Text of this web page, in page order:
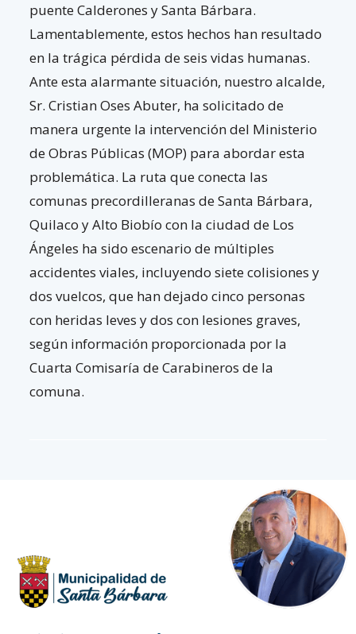
puente Calderones y Santa Bárbara.
Lamentablemente, estos hechos han resultado
en la trágica pérdida de seis vidas humanas.
Ante esta alarmante situación, nuestro alcalde,
Sr. Cristian Oses Abuter, ha solicitado de
manera urgente la intervención del Ministerio
de Obras Públicas (MOP) para abordar esta
problemática. La ruta que conecta las
comunas precordilleranas de Santa Bárbara,
Quilaco y Alto Biobío con la ciudad de Los
Ángeles ha sido escenario de múltiples
accidentes viales, incluyendo siete colisiones y
dos vuelcos, que han dejado cinco personas
con heridas leves y dos con lesiones graves,
según información proporcionada por la
Cuarta Comisaría de Carabineros de la
comuna.